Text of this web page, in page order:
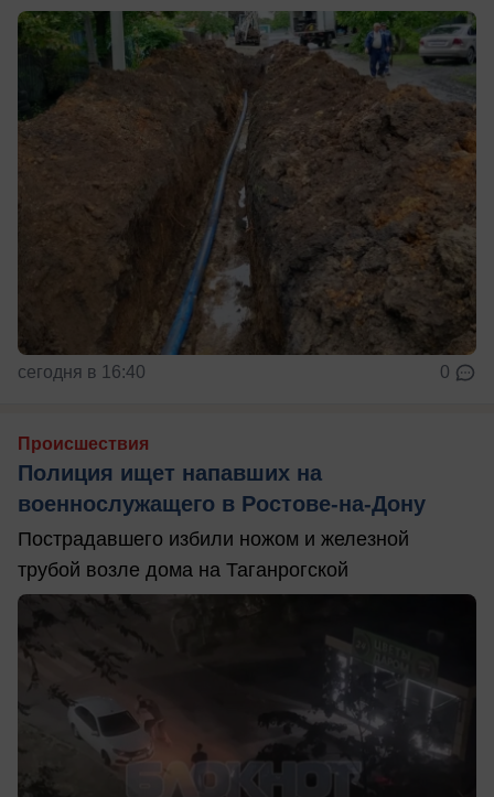
сегодня в 16:40 0
Происшествия
Полиция ищет напавших на
военнослужащего в Ростове-на-Дону
Пострадавшего избили ножом и железной
трубой возле дома на Таганрогской